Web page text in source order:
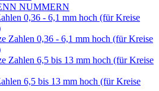
NUMMERN
0,36 - 6,1 mm hoch (für Kreise
Zahlen 0,36 - 6,1 mm hoch (für Kreise
Zahlen 6,5 bis 13 mm hoch (für Kreise
6,5 bis 13 mm hoch (für Kreise